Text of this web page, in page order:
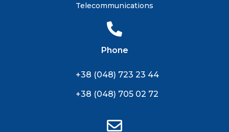
Telecommunications
Phone
+38 (048) 723 23 44
+38 (048) 705 02 72